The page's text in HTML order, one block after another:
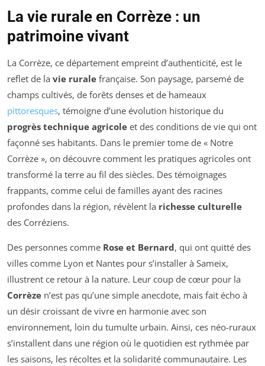
La vie rurale en Corrèze : un
patrimoine vivant
La Corrèze, ce département empreint d’authenticité, est le
reflet de la vie rurale française. Son paysage, parsemé de
champs cultivés, de forêts denses et de hameaux
pittoresques, témoigne d’une évolution historique du
progrès technique agricole et des conditions de vie qui ont
façonné ses habitants. Dans le premier tome de « Notre
Corrèze », on découvre comment les pratiques agricoles ont
transformé la terre au fil des siècles. Des témoignages
frappants, comme celui de familles ayant des racines
profondes dans la région, révèlent la richesse culturelle
des Corréziens.
Des personnes comme Rose et Bernard, qui ont quitté des
villes comme Lyon et Nantes pour s’installer à Sameix,
illustrent ce retour à la nature. Leur coup de cœur pour la
Corrèze n’est pas qu’une simple anecdote, mais fait écho à
un désir croissant de vivre en harmonie avec son
environnement, loin du tumulte urbain. Ainsi, ces néo-ruraux
s’installent dans une région où le quotidien est rythmée par
les saisons, les récoltes et la solidarité communautaire. Les